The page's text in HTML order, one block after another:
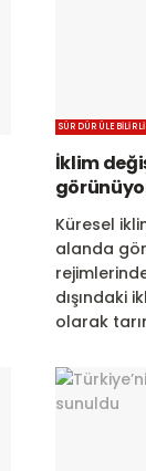
İklim
Küresel
alanda
dışındaki
olarak